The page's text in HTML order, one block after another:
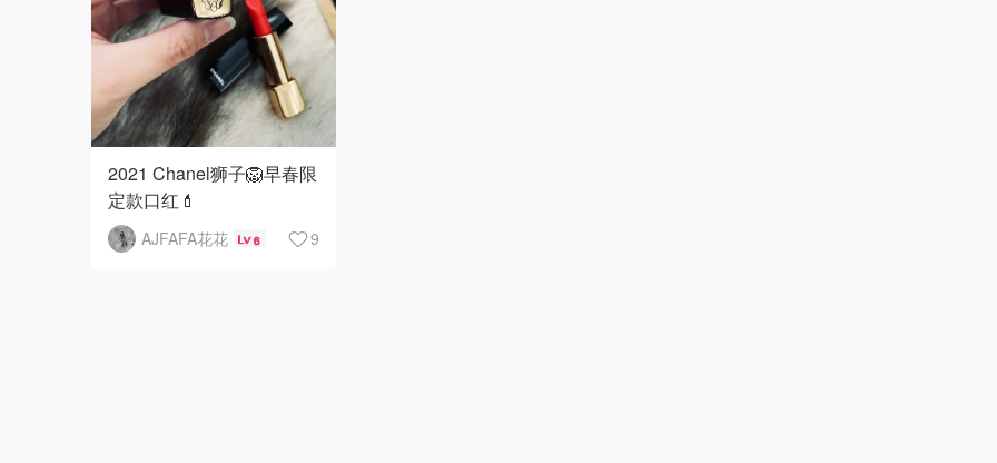
2021 Chanel狮子🦁️早春限
定款口红💄
AJFAFA花花 6 9